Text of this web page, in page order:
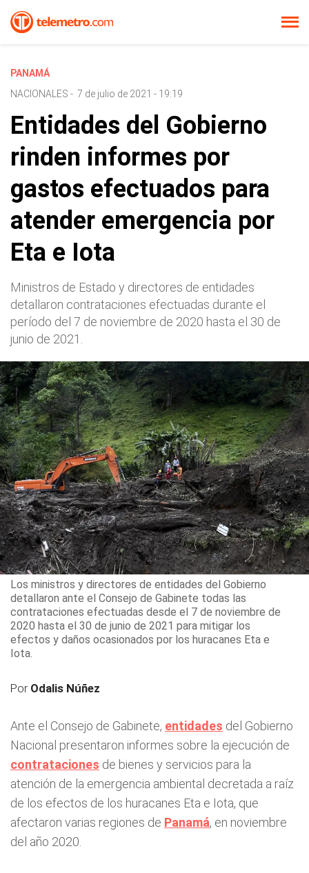
PANAMÁ
NACIONALES - 7 de julio de 2021 - 19:19
Entidades del Gobierno
rinden informes por
gastos efectuados para
atender emergencia por
Eta e Iota
Ministros de Estado y directores de entidades
detallaron contrataciones efectuadas durante el
período del 7 de noviembre de 2020 hasta el 30 de
junio de 2021.
Los ministros y directores de entidades del Gobierno
detallaron ante el Consejo de Gabinete todas las
contrataciones efectuadas desde el 7 de noviembre de
2020 hasta el 30 de junio de 2021 para mitigar los
efectos y daños ocasionados por los huracanes Eta e
Iota.
Por Odalis Núñez
Ante el Consejo de Gabinete, entidades del Gobierno
Nacional presentaron informes sobre la ejecución de
contrataciones de bienes y servicios para la
atención de la emergencia ambiental decretada a raíz
de los efectos de los huracanes Eta e Iota, que
afectaron varias regiones de Panamá, en noviembre
del año 2020.